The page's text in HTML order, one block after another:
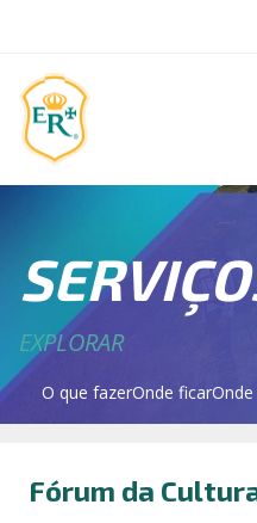
EXPLORAR
O que fazerOnde ficar
Fórum da